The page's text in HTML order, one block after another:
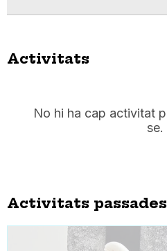
Activitats
No hi ha cap activitat
se.
Activitats passades